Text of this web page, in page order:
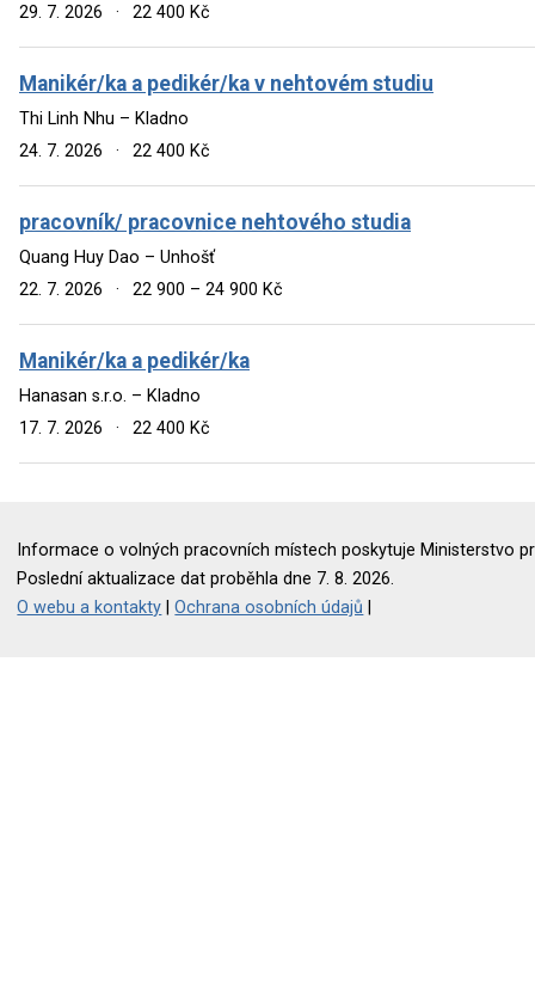
29. 7. 2026
· 22 400 Kč
Manikér/ka a pedikér/ka v nehtovém studiu
Thi Linh Nhu – Kladno
24. 7. 2026
· 22 400 Kč
pracovník/ pracovnice nehtového studia
Quang Huy Dao – Unhošť
22. 7. 2026
· 22 900 – 24 900 Kč
Manikér/ka a pedikér/ka
Hanasan s.r.o. – Kladno
17. 7. 2026
· 22 400 Kč
Informace o volných pracovních místech poskytuje Ministerstvo
Poslední aktualizace dat proběhla dne 7. 8. 2026.
O webu a kontakty |Ochrana osobních údajů